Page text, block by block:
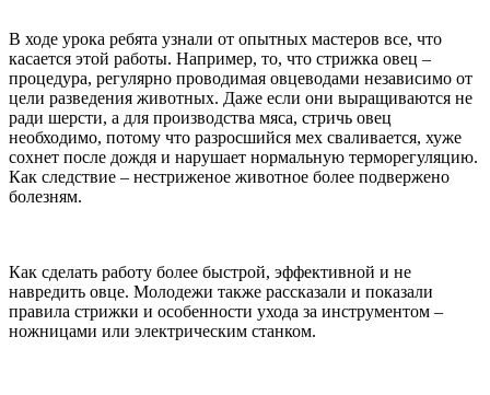
В ходе урока ребята узнали от опытных мастеров все, что
касается этой работы. Например, то, что стрижка овец –
процедура, регулярно проводимая овцеводами независимо от
цели разведения животных. Даже если они выращиваются не
ради шерсти, а для производства мяса, стричь овец
необходимо, потому что разросшийся мех сваливается, хуже
сохнет после дождя и нарушает нормальную терморегуляцию.
Как следствие – нестриженое животное более подвержено
болезням.
Как сделать работу более быстрой, эффективной и не
навредить овце. Молодежи также рассказали и показали
правила стрижки и особенности ухода за инструментом –
ножницами или электрическим станком.